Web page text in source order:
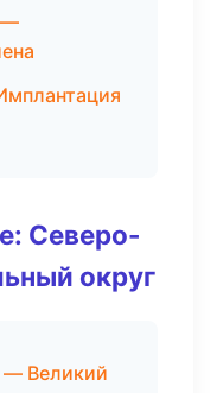
—
Северо-
округ
— Великий